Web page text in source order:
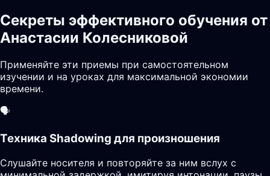
Секреты эффективного обучения от
Анастасии Колесниковой
Применяйте эти приемы при самостоятельном
изучении и на уроках для максимальной экономии
времени.
🗣️
Техника Shadowing для произношения
Слушайте носителя и повторяйте за ним вслух с